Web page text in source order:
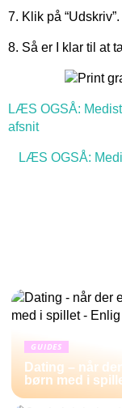
7. Klik på “Udskriv”.
8. Så er I klar til at
LÆS OGSÅ:
afsnit
LÆS OGSÅ:
GUIDES
Dating – når
børn med i